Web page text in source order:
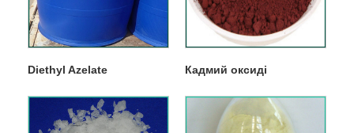
Diethyl Azelate Кадмий оксиді